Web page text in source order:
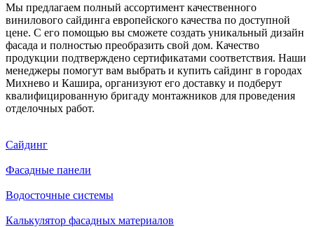
Мы предлагаем полный ассортимент качественного
винилового сайдинга европейского качества по доступной
цене. С его помощью вы сможете создать уникальный дизайн
фасада и полностью преобразить свой дом. Качество
продукции подтверждено сертификатами соответствия. Наши
менеджеры помогут вам выбрать и купить сайдинг в городах
Михнево и Кашира, организуют его доставку и подберут
квалифицированную бригаду монтажников для проведения
отделочных работ.
Сайдинг
Фасадные панели
Водосточные системы
Калькулятор фасадных материалов